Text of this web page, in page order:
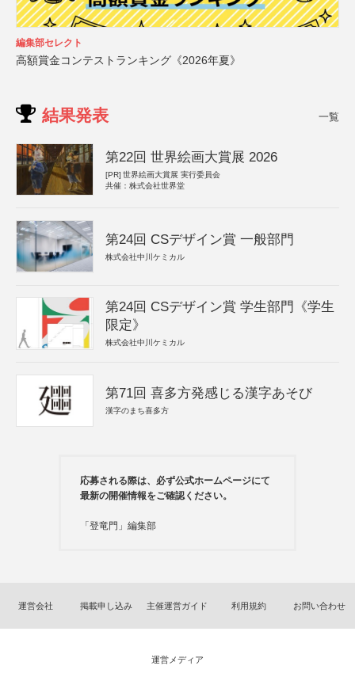
編集部セレクト
高額賞金コンテストランキング《2026年夏》
結果発表 一覧
第22回 世界絵画大賞展 2026
[PR] 世界絵画大賞展 実行委員会
共催：株式会社世界堂
第24回 CSデザイン賞 一般部門
株式会社中川ケミカル
第24回 CSデザイン賞 学生部門《学生
限定》
株式会社中川ケミカル
第71回 喜多方発感じる漢字あそび
漢字のまち喜多方
応募される際は、必ず公式ホームページにて
最新の開催情報をご確認ください。
「登竜門」編集部
運営会社 掲載申し込み 主催運営ガイド 利用規約 お問い合わせ
運営メディア